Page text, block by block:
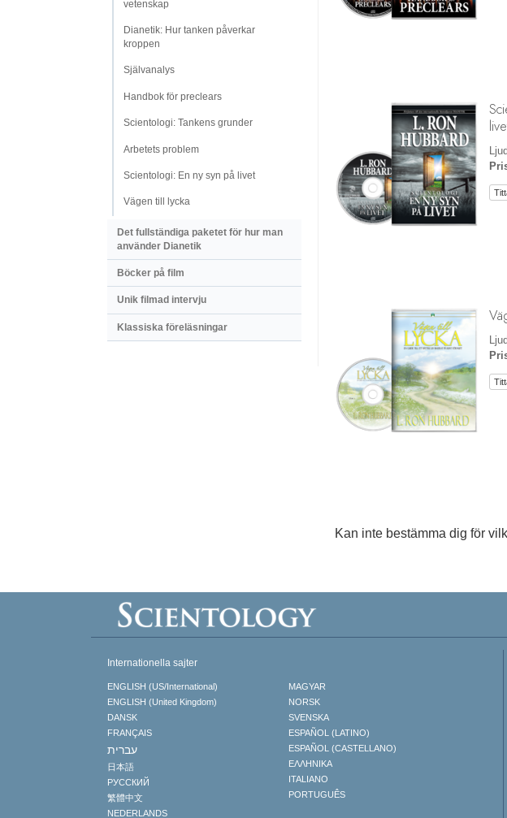
Kan inte bestämma dig för
vetenskap
Dianetik: Hur tanken påverkar
kroppen
Självanalys
Handbok för preclears
Scientologi: Tankens grunder
Arbetets problem
Scientologi: En ny syn på livet
Vägen till lycka
Det fullständiga paketet för hur man
använder Dianetik
Böcker på film
Unik filmad intervju
Klassiska föreläsningar
Internationella sajter
ENGLISH (US/International)
ENGLISH (United Kingdom)
DANSK
FRANÇAIS
עברית
日本語
РУССКИЙ
繁體中文
NEDERLANDS
MAGYAR
NORSK
SVENSKA
ESPAÑOL (LATINO)
ESPAÑOL (CASTELLANO)
ΕΛΛΗΝΙΚA
ITALIANO
PORTUGUÊS